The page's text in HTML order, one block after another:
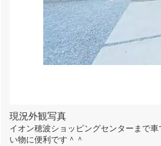
現況外観写真
イオン穂波ショッピングセンターまで
い物に便利です＾＾